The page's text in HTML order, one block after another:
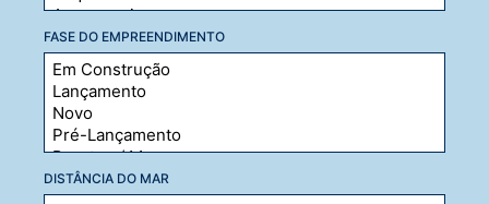
FASE DO EMPREENDIMENTO
DISTÂNCIA DO MAR